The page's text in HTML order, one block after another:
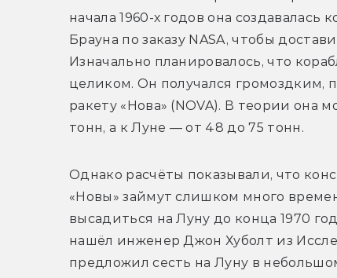
начала 1960-х годов она
Брауна по заказу NASA, чтобы
Изначально планировалось, что
целиком. Он получался громоздким,
ракету «Нова» (NOVA). В теории она
тонн, а к Луне — от 48 до 75 тонн.
Однако расчёты показывали, что
«Новы» займут слишком много
высадиться на Луну до конца 1970
нашёл инженер Джон Хуболт из
предложил сесть на Луну в